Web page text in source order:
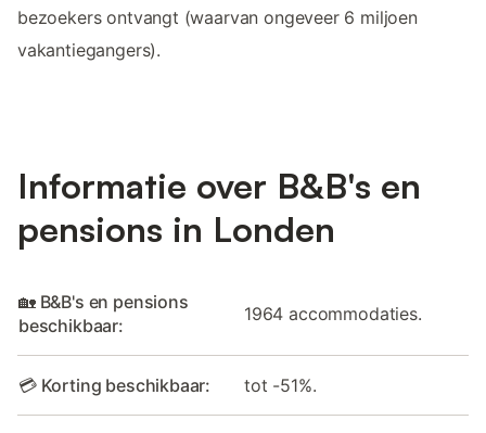
bezoekers ontvangt (waarvan ongeveer 6 miljoen
vakantiegangers).
Informatie over B&B's en
pensions in Londen
🏡 B&B's en pensions
beschikbaar:
1964 accommodaties.
💳 Korting beschikbaar: tot -51%.